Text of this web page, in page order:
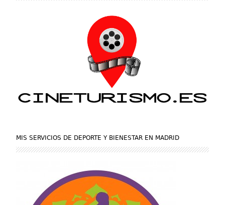
MIS SERVICIOS DE DEPORTE Y BIENESTAR EN MADRID